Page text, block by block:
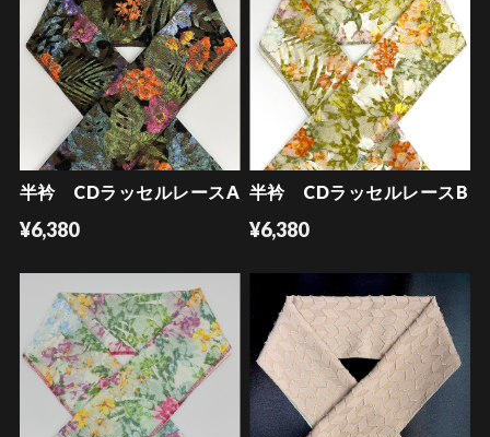
半衿 CDラッセルレースA
¥6,380
半衿 CDラッセルレースB
¥6,380